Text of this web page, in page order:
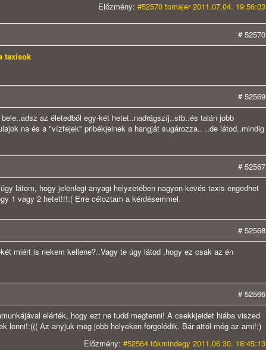
Előzmény: #52570 tomajer 2011.07.04. 19:56:03
# 52570
taxisok
# 52569
az életedből egy-két hetet..nadrágszíj..stb..és talán jobb
na és a "vízfejek" pribékjeinek a hangját sugározza.. ..de látod..mindig
# 52567
látom, hogy jelenlegi anyagi helyzetében nagyon kevés taxis engedhet
1 vagy 2 hetet!!!:( Erre céloztam a kérdésemmel.
# 52568
miért is nekem kellene?..Vagy te úgy látod ,hogy ez csak az én
# 52566
elérték, hogy ezt ne tudd megtenni! A csekkjeidet hiába viszed
lenni!:((( Az anyjuk meg jobb helyeken forgolódik. Bár attól még az ami!:)
Előzmény: #52564 tökmindegy 2011.06.30. 18:45:13